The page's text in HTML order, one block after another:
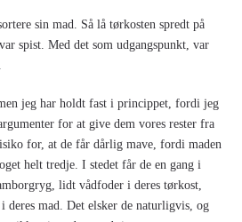
sin mad. Så lå tørkosten spredt på
spist. Med det som udgangspunkt, var
jeg har holdt fast i princippet, fordi jeg
for at give dem vores rester fra
for, at de får dårlig mave, fordi maden
helt tredje. I stedet får de en gang i
lidt vådfoder i deres tørkost,
deres mad. Det elsker de naturligvis, og